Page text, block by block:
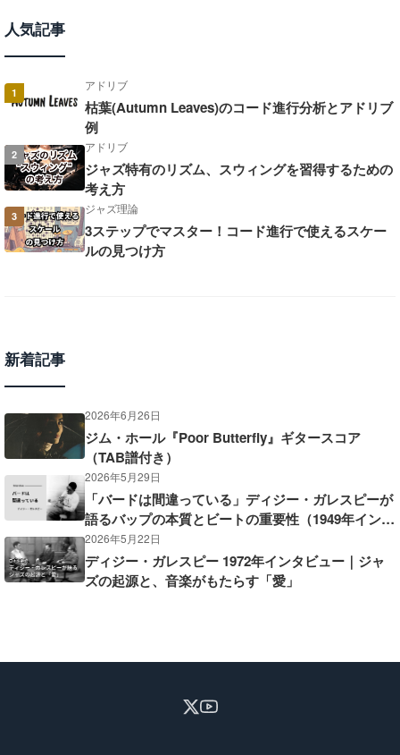
人気記事
1
アドリブ
枯葉(Autumn Leaves)のコード進行分析とアドリブ
例
2
アドリブ
ジャズ特有のリズム、スウィングを習得するための
考え方
3
ジャズ理論
3ステップでマスター！コード進行で使えるスケー
ルの見つけ方
新着記事
2026年6月26日
ジム・ホール『Poor Butterfly』ギタースコア
（TAB譜付き）
2026年5月29日
「バードは間違っている」ディジー・ガレスピーが
語るバップの本質とビートの重要性（1949年インタ
ビュー）
2026年5月22日
ディジー・ガレスピー 1972年インタビュー｜ジャ
ズの起源と、音楽がもたらす「愛」